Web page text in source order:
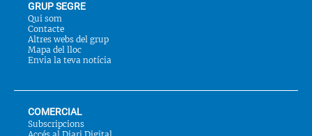
GRUP SEGRE
Qui som
Contacte
Altres webs del grup
Mapa del lloc
Envia la teva notícia
COMERCIAL
Subscripcions